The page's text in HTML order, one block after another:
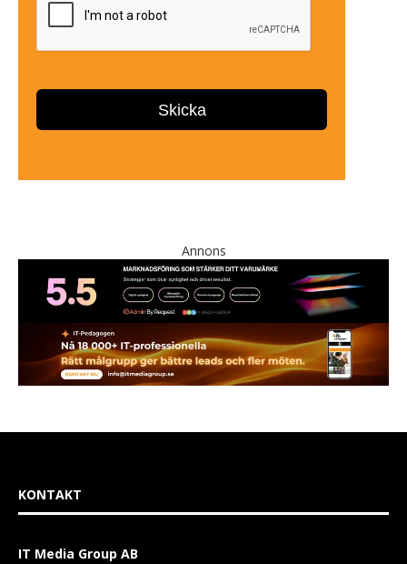
Annons
KONTAKT
IT Media Group AB